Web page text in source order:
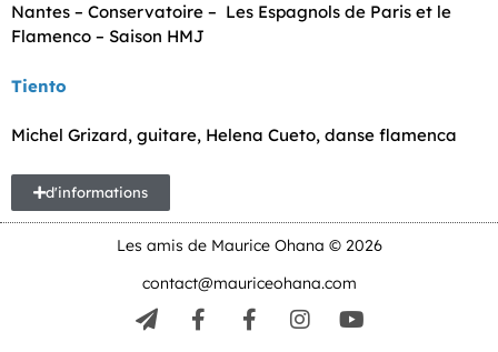
Nantes – Conservatoire – Les Espagnols de Paris et le
Flamenco – Saison HMJ
Tiento
Michel Grizard, guitare, Helena Cueto, danse flamenca
d'informations
Les amis de Maurice Ohana © 2026
contact@mauriceohana.com